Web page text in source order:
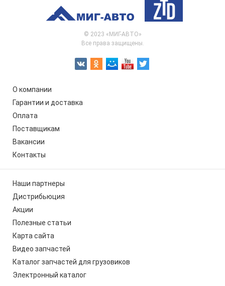
© 2023 «МИГ-АВТО»
Все права защищены.
О компании
Гарантии и доставка
Оплата
Поставщикам
Вакансии
Контакты
Наши партнеры
Дистрибьюция
Акции
Полезные статьи
Карта сайта
Видео запчастей
Каталог запчастей для грузовиков
Электронный каталог